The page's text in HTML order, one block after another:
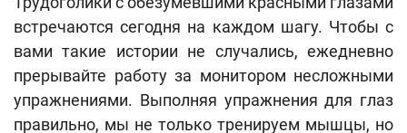
встречаются сегодня на каждом шагу. Чтобы с
вами такие истории не случались, ежедневно
прерывайте работу за монитором несложными
упражнениями. Выполняя упражнения для глаз
правильно, мы не только тренируем мышцы, но